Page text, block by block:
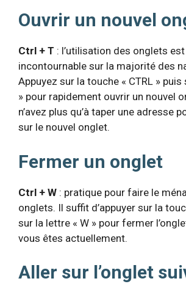
Ouvrir un nouvel
Ctrl + T : l’utilisation des onglets
incontournable sur la majorité des
Appuyez sur la touche « CTRL »
» pour rapidement ouvrir un nouvel
n’avez plus qu’à taper une adresse
sur le nouvel onglet.
Fermer un onglet
Ctrl + W : pratique pour faire le
onglets. Il suffit d’appuyer sur la
sur la lettre « W » pour fermer
vous êtes actuellement.
Aller sur l’onglet